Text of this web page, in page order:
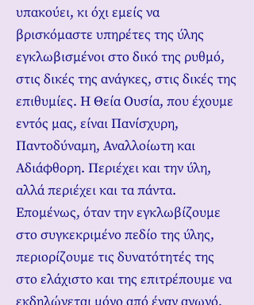
υπακούει, κι όχι εμείς να
βρισκόμαστε υπηρέτες της ύλης
εγκλωβισμένοι στο δικό της ρυθμό,
στις δικές της ανάγκες, στις δικές της
επιθυμίες. Η Θεία Ουσία, που έχουμε
εντός μας, είναι Πανίσχυρη,
Παντοδύναμη, Αναλλοίωτη και
Αδιάφθορη. Περιέχει και την ύλη,
αλλά περιέχει και τα πάντα.
Επομένως, όταν την εγκλωβίζουμε
στο συγκεκριμένο πεδίο της ύλης,
περιορίζουμε τις δυνατότητές της
στο ελάχιστο και της επιτρέπουμε να